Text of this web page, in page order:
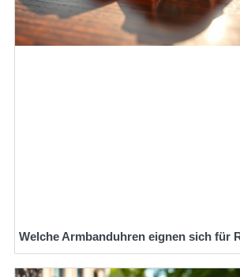
Welche Armbanduhren eignen sich für